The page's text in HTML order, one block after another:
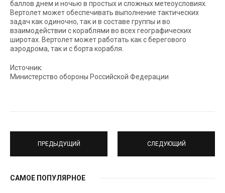
баллов днем и ночью в простых и сложных метеоусловиях.
Вертолет может обеспечивать выполнение тактических
задач как одиночно, так и в составе группы и во
взаимодействии с кораблями во всех географических
широтах. Вертолет может работать как с берегового
аэродрома, так и с борта корабля.
Источник:
Министерство обороны Российской Федерации
ПРЕДЫДУЩИЙ СЛЕДУЮЩИЙ
САМОЕ ПОПУЛЯРНОЕ